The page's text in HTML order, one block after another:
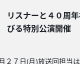
リスナーと４０周
びる特別公演開催
２７日(月)放送回担当